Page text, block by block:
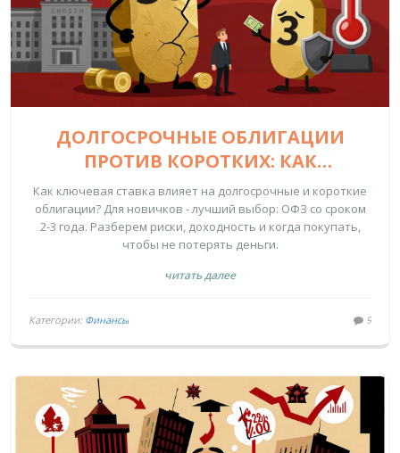
ДОЛГОСРОЧНЫЕ ОБЛИГАЦИИ
ПРОТИВ КОРОТКИХ: КАК
КЛЮЧЕВАЯ СТАВКА ВЛИЯЕТ НА
ДОХОДНОСТЬ И РИСКИ
Как ключевая ставка влияет на долгосрочные и короткие
облигации? Для новичков - лучший выбор: ОФЗ со сроком
2-3 года. Разберем риски, доходность и когда покупать,
чтобы не потерять деньги.
читать далее
Категории: Финансы 9